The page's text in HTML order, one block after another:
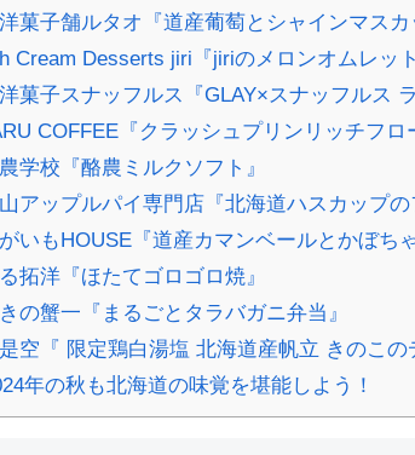
菓子舗ルタオ『道産葡萄とシャインマスカ
Cream Desserts jiri『jiriのメロンオムレット
菓子スナッフルス『GLAY×スナッフルス
COFFEE『クラッシュプリンリッチフロ
学校『酪農ミルクソフト』
アップルパイ専門店『北海道ハスカップの
いもHOUSE『道産カマンベールとかぼち
拓洋『ほたてゴロゴロ焼』
の蟹一『まるごとタラバガニ弁当』
空『 限定鶏白湯塩 北海道産帆立 きのこの
年の秋も北海道の味覚を堪能しよう！